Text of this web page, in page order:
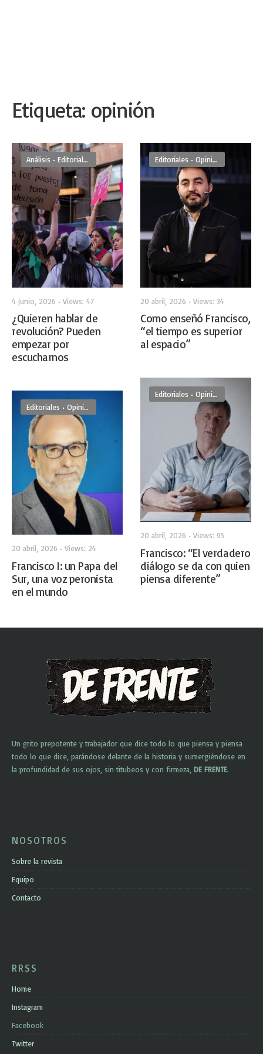
Etiqueta: opinión
Análisis • Editoriales
4 junio, 2026 • Views: 47
¿Quieren hablar de
revolución? Pueden
empezar por
escucharnos
Editoriales • Opinion
20 abril, 2026 • Views: 34
Como enseñó Francisco,
“el tiempo es superior
al espacio”
Editoriales • Opinion
20 abril, 2026 • Views: 95
Francisco: “El verdadero
diálogo se da con quien
piensa diferente”
Editoriales • Opinion
20 abril, 2026 • Views: 24
Francisco I: un Papa del
Sur, una voz peronista
en el mundo
Un grito prepotente y trabajador que dice todo lo que piensa y piensa
todo lo que dice, parándose delante de la historia y sumergiéndose en
la profundidad de sus ojos, sin titubeos y con firmeza, DE FRENTE.
NOSOTROS
Sobre la revista
Equipo
Contacto
RRSS
Home
Instagram
Facebook
Twitter